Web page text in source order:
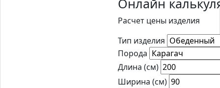
Онлайн
Расчет цены изделия
Тип изделия
Порода
Длина (см)
Ширина (см)